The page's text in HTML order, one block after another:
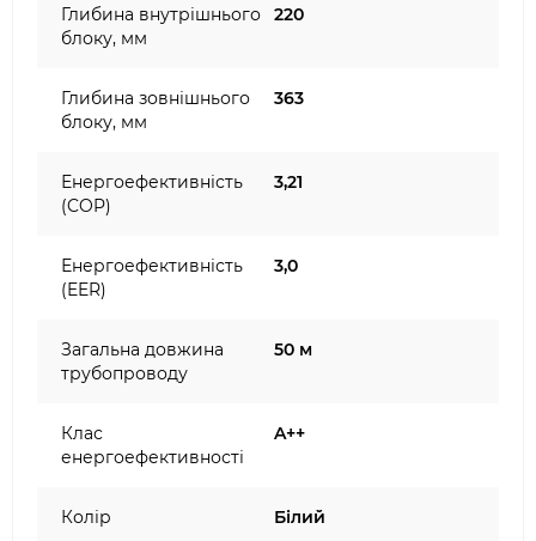
Глибина внутрішнього
блоку, мм
220
Глибина зовнішнього
блоку, мм
363
Енергоефективність
(COP)
3,21
Енергоефективність
(EER)
3,0
Загальна довжина
трубопроводу
50 м
Клас
енергоефективності
A++
Колір Білий